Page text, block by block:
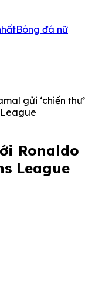
Bóng đá nữ
gửi ‘chiến thư’
Ronaldo
League